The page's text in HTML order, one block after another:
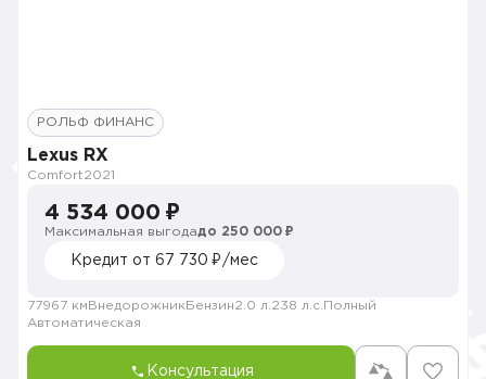
РОЛЬФ ФИНАНС
Lexus RX
Comfort2021
4 534 000 ₽
Максимальная выгодадо 250 000 ₽
Кредит от 67 730 ₽/мес
77967 км Внедорожник Бензин2.0 л. 238 л.с. Полный
Автоматическая
Консультация